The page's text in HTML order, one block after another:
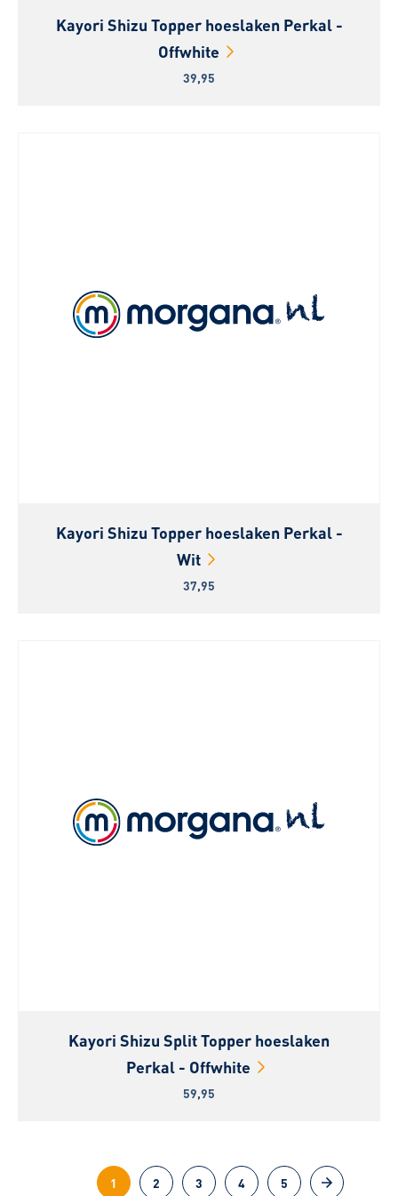
Kayori Shizu Topper hoeslaken Perkal -
Offwhite
39,95
Kayori Shizu Topper hoeslaken Perkal -
Wit
37,95
Kayori Shizu Split Topper hoeslaken
Perkal - Offwhite
59,95
1 2 3 4 5